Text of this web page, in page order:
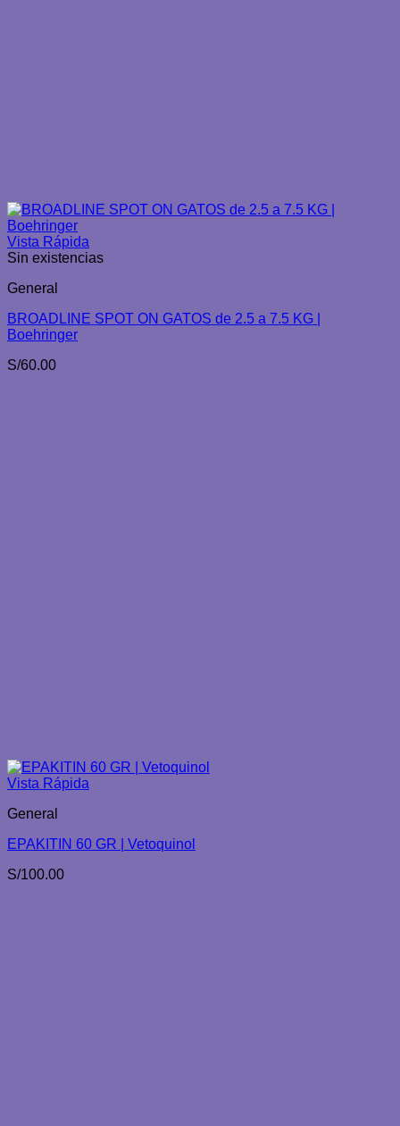
Vista Rápida
Sin existencias
General
BROADLINE SPOT ON GATOS de 2.5 a 7.5 KG |
Boehringer
S/60.00
Vista Rápida
General
EPAKITIN 60 GR | Vetoquinol
S/100.00